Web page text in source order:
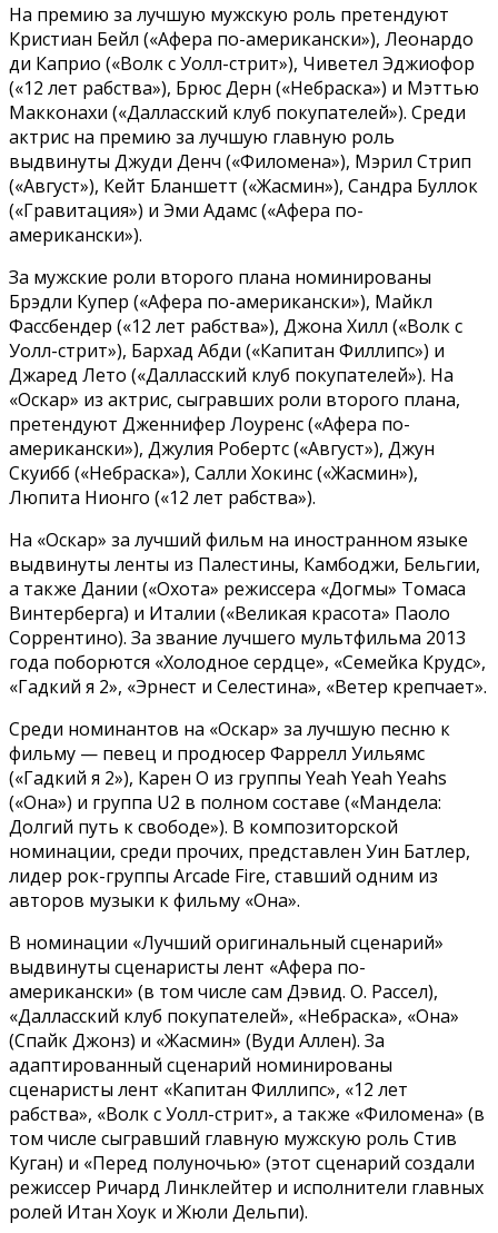
На премию за лучшую мужскую роль претендуют
Кристиан Бейл («Афера по-американски»), Леонардо
ди Каприо («Волк с Уолл-стрит»), Чиветел Эджиофор
(«12 лет рабства»), Брюс Дерн («Небраска») и Мэттью
Макконахи («Далласский клуб покупателей»). Среди
актрис на премию за лучшую главную роль
выдвинуты Джуди Денч («Филомена»), Мэрил Стрип
(«Август»), Кейт Бланшетт («Жасмин»), Сандра Буллок
(«Гравитация») и Эми Адамс («Афера по-
американски»).
За мужские роли второго плана номинированы
Брэдли Купер («Афера по-американски»), Майкл
Фассбендер («12 лет рабства»), Джона Хилл («Волк с
Уолл-стрит»), Бархад Абди («Капитан Филлипс») и
Джаред Лето («Далласский клуб покупателей»). На
«Оскар» из актрис, сыгравших роли второго плана,
претендуют Дженнифер Лоуренс («Афера по-
американски»), Джулия Робертс («Август»), Джун
Скуибб («Небраска»), Салли Хокинс («Жасмин»),
Люпита Нионго («12 лет рабства»).
На «Оскар» за лучший фильм на иностранном языке
выдвинуты ленты из Палестины, Камбоджи, Бельгии,
а также Дании («Охота» режиссера «Догмы» Томаса
Винтерберга) и Италии («Великая красота» Паоло
Соррентино). За звание лучшего мультфильма 2013
года поборются «Холодное сердце», «Семейка Крудс»,
«Гадкий я 2», «Эрнест и Селестина», «Ветер крепчает».
Среди номинантов на «Оскар» за лучшую песню к
фильму — певец и продюсер Фаррелл Уильямс
(«Гадкий я 2»), Карен О из группы Yeah Yeah Yeahs
(«Она») и группа U2 в полном составе («Мандела:
Долгий путь к свободе»). В композиторской
номинации, среди прочих, представлен Уин Батлер,
лидер рок-группы Arcade Fire, ставший одним из
авторов музыки к фильму «Она».
В номинации «Лучший оригинальный сценарий»
выдвинуты сценаристы лент «Афера по-
американски» (в том числе сам Дэвид. О. Рассел),
«Далласский клуб покупателей», «Небраска», «Она»
(Спайк Джонз) и «Жасмин» (Вуди Аллен). За
адаптированный сценарий номинированы
сценаристы лент «Капитан Филлипс», «12 лет
рабства», «Волк с Уолл-стрит», а также «Филомена» (в
том числе сыгравший главную мужскую роль Стив
Куган) и «Перед полуночью» (этот сценарий создали
режиссер Ричард Линклейтер и исполнители главных
ролей Итан Хоук и Жюли Дельпи).